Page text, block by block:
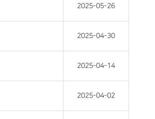
2025-05-26
2025-04-30
2025-04-14
2025-04-02